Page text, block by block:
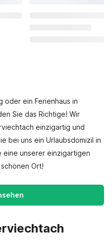
oder ein Ferienhaus in
Sie das Richtige! Wir
einzigartig und
bei uns ein Urlaubsdomizil in
unserer einzigartigen
Ort!